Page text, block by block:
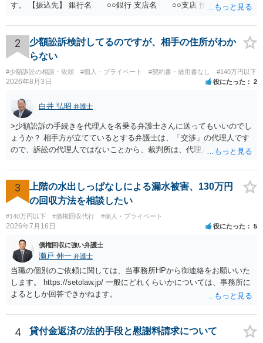
す。 【振込先】 銀行名 ○○銀行 支店名 ○○支店 預金種別 普通
されない場合には、貴殿には任意に返金する意思がないものと判断
し、やむを得ず、返還金23万円及びこれに対する遅延損害金の支払い
を求める民事訴訟、支払督促その他必要な法的手続を直ちに講じま
す。 その際には、訴訟に要する費用その他法令上認められる金員につ
いても併せて請求する予定ですので、あらかじめ申し添えます。 本件
は、貴殿自らが契約を解約したことによって生じた返還義務の履行を
求めるものにすぎません。貴殿の仕入先との取引関係や返金時期など
の内部事情は、私に対する返還義務の発生や履行時期には何ら影響を
及ぼすものではありません。 これ以上、本件の解決を不必要に遅延さ
せることなく、誠意をもって速やかに返金手続を履行されるよう、強
く求めます。 以上
2
少額訟訴検討してるのですが、相手の住所がわか
らない
#少額訴訟の相談・依頼 #個人・プライベート #契約書・借用書なし #140万円以下
2026年8月3日 役にたった 2
白井 弘昭 弁護士
>少額訟訴の手続きを代理人を名乗る弁護士さんに送ってもいいのでし
ょうか？ 相手方が立てているとする弁護士は、「交渉」の代理人です
ので、訴訟の代理人ではないことから、裁判所は、代理人宛ての訴状
ている場合は、相手方（被告）の住所で訴状を作成提出し、裁判所に
代理人が就いていたことを知らせると（訴状の記載内容から明らかな
場合も）、裁判所が当該代理人弁護士に事前連絡し、引き続き訴訟も
受任するかを聞いたうえで、受任の意志が明らかになったところで、
直接被告に送達するのではなく、代理人に訴状の受領を促すこともあ
ります。 ラインのやり取りでしか証拠がないと、実際の本人性が明ら
かではありません。もちろん弁護士（２０万円の請求で代理人弁護士
に委任するかも疑わしいのですが）も住所は明らかにしないでしょ
う。 何か本人を示す事実（振込先などの情報）から、相手の住所等の
情報を割り出していくしかないように思えます。 以上、ご参考まで。
3
上階の水出しっぱなしによる漏水被害、130万円
の回収方法を相談したい
#140万円以下 #債権回収代行 #個人・プライベート
2026年7月16日 役にたった 5
債権回収に強い弁護士
瀬戸 伸一 弁護士
当職の個別のご依頼に関しては、当事務所HPから御連絡をお願いいた
します。 https://setolaw.jp/ 一般にどれくらいかについては、事務所に
よるとしか回答できかねます。
4 貸付金返済の法的手段と慰謝料請求について